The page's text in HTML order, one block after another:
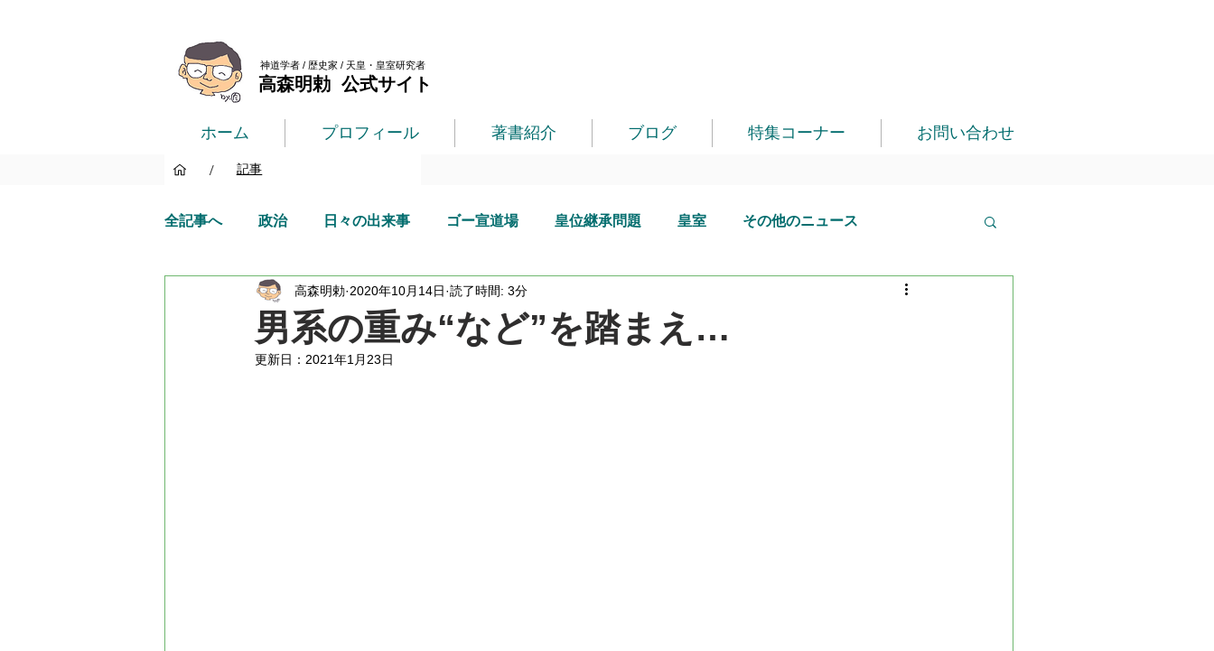
神道学者 / 歴史家 / 天皇・皇室研究者
高森明勅 公式サイト
ホーム プロフィール 著書紹介 ブログ 特集コーナー お問い合わせ
/ 記事
全記事へ 政治 日々の出来事 ゴー宣道場 皇位継承問題 皇室 その他のニュース
男系の重み“など”を踏まえ…
高森明勅 2020年10月14日 読了時間: 3分
更新日： 2021年1月23日